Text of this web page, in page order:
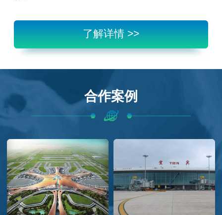
了解详情 >>
合作案例